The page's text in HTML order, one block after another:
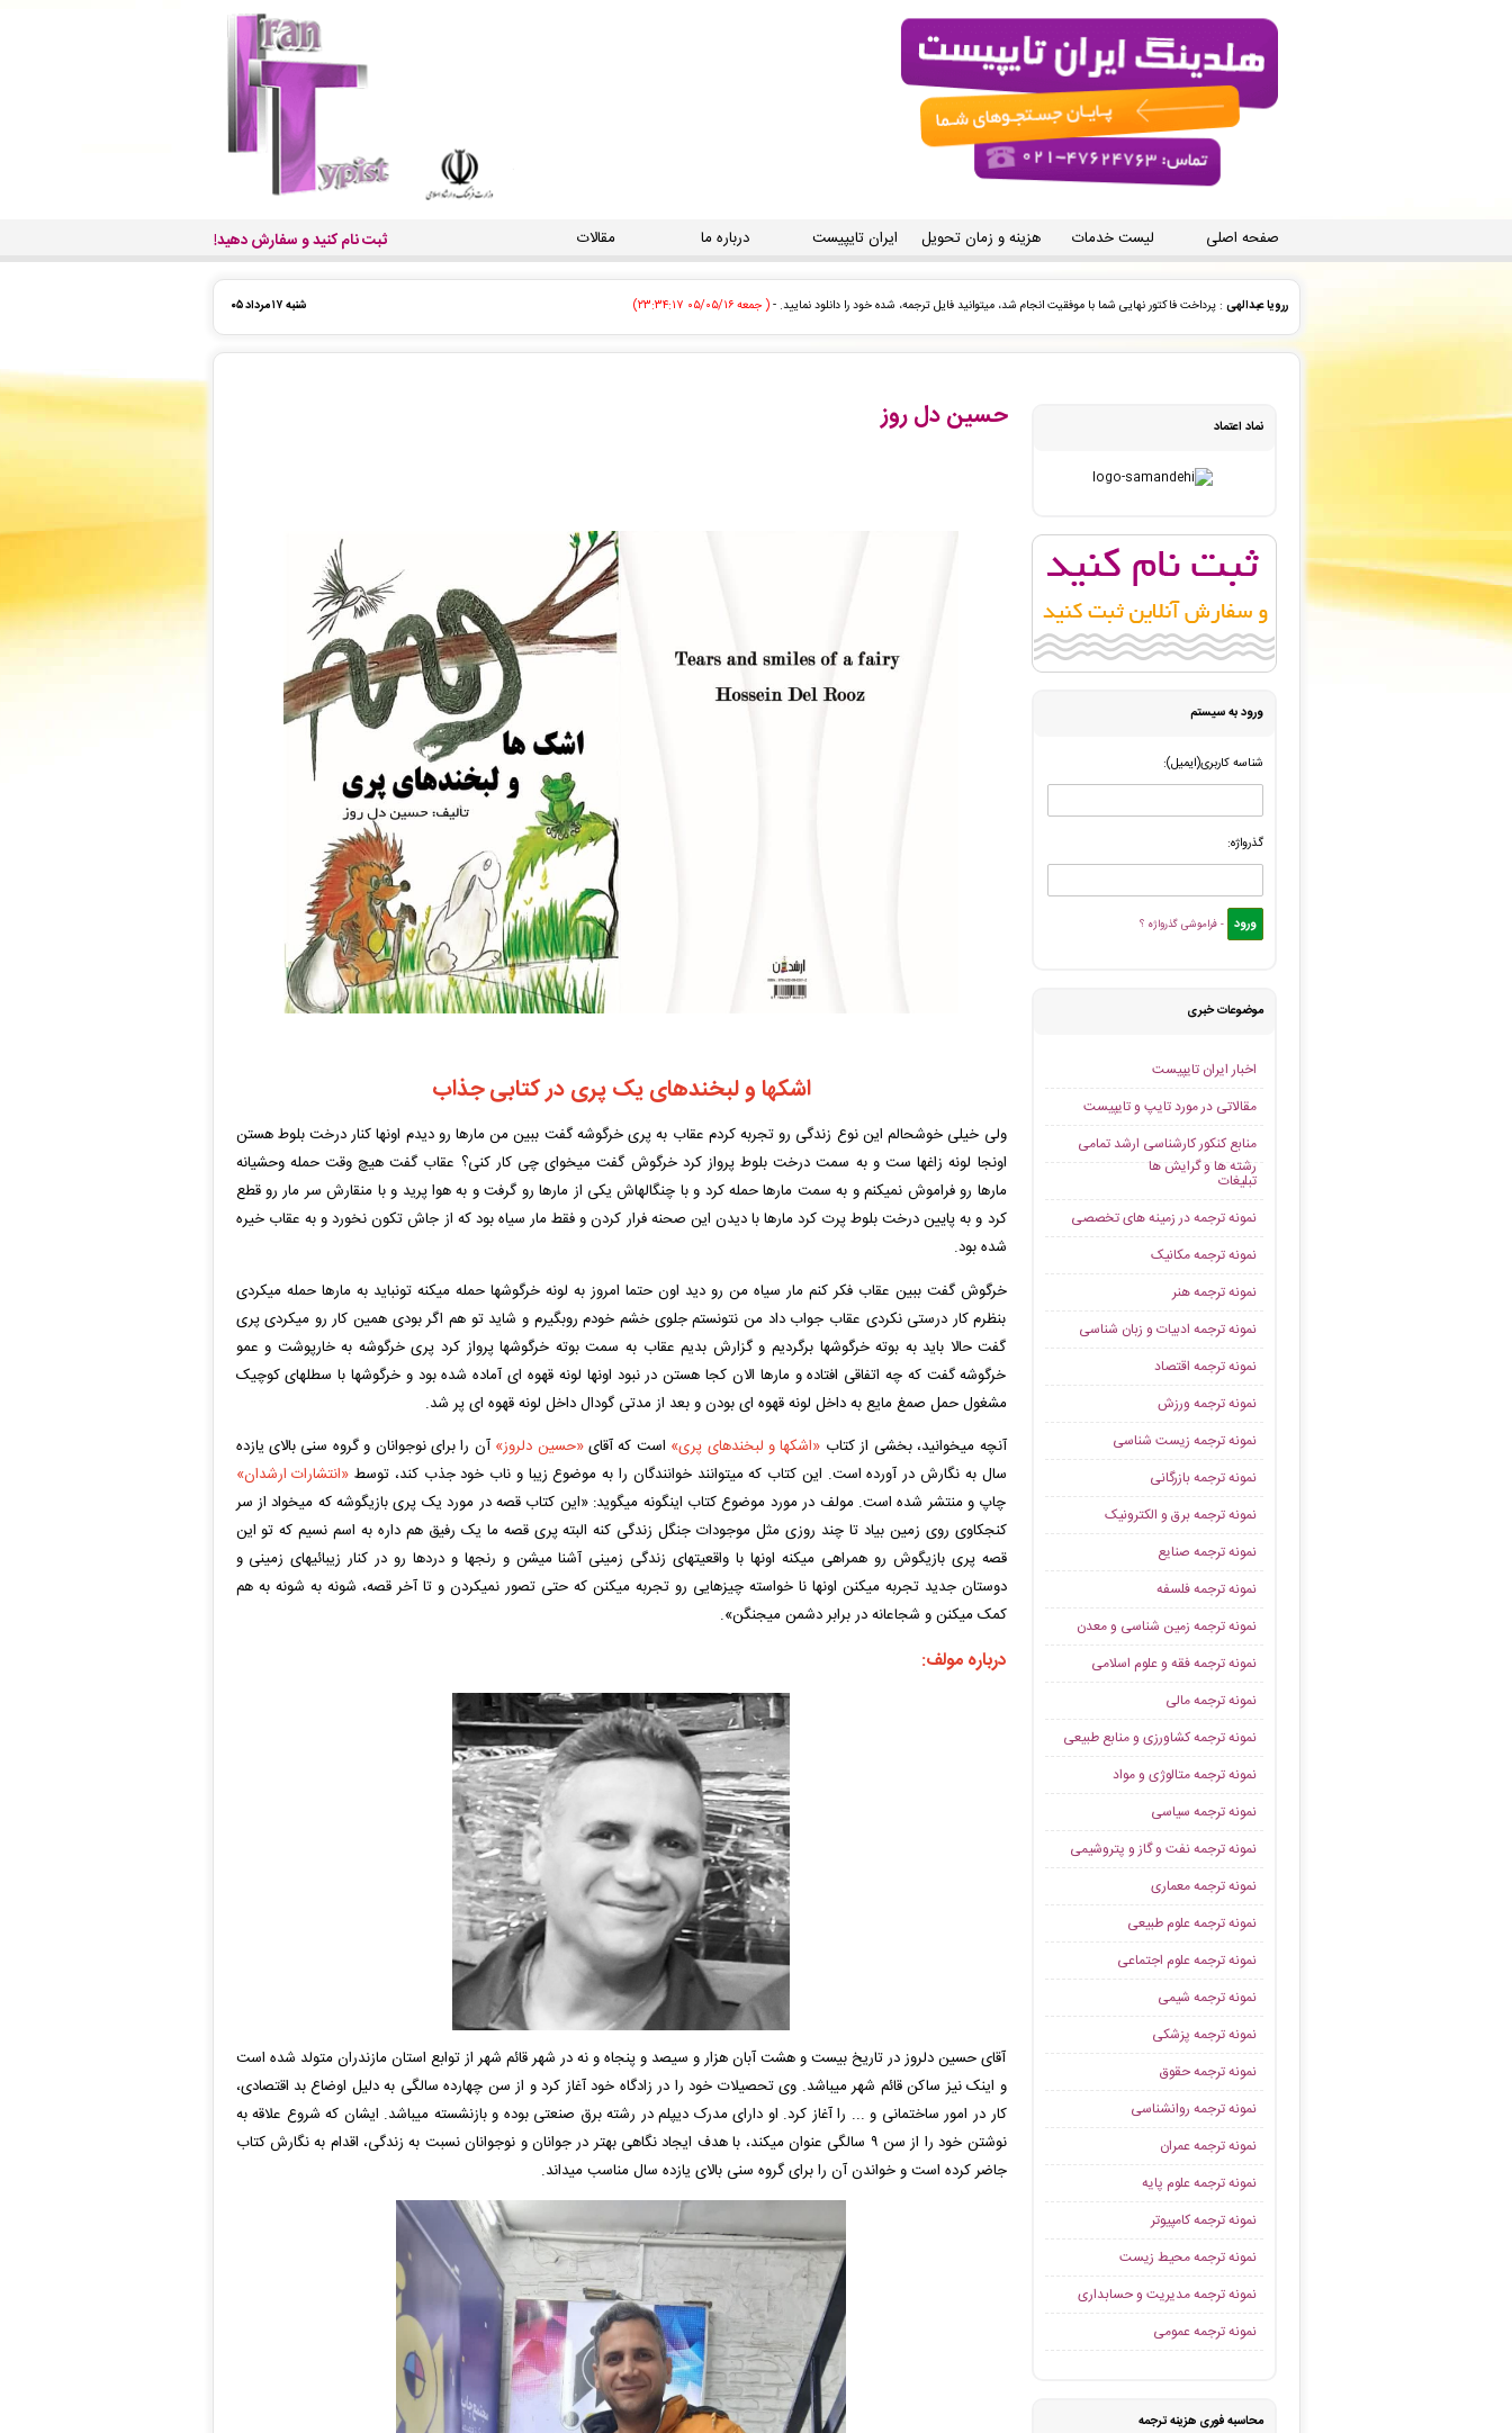
صفحه اصلی لیست خدمات هزینه و زمان تحویل ایران تایپیست درباره ما مقالات ثبت نام کنید و سفارش دهید!
شنبه ۱۷ مرداد ۰۵ ک کرمانی: فایل سفارش ویراستاری ادبی شما توسط محقق به سیستم تحویل داده شده است. -( جمعه ۰۵/۰۵/۱۶ ۲۳:۲۹:۵۳)
زهرا ترکی: سفارش تایپ، صفحه آرایی شما ثبت شد به زودی توسط اپراتور بررسی خواهد شد. -( جمعه ۰۵/۰۵/۱۶ ۲۳:۰۴:۳۴)
نادیا وطن دوست: فاکتور نهایی برای سفارش تایپ، صفحه آرایی شما صادر گردید برای دریافت سفارش خود اقدام نمایید. -
ایرج مرادی: پیش فاکتور شما با موفقیت پرداخت شد و سفارش تایپ، صفحه آرایی شما در حال انجام است. -
سهیل صدر: سفارش صفحه آرایی در Word شما بررسی و پیش فاکتور برای شما صادر گردید. -
payam hooshyar : سفارش تحلیل آماری با متلب شما ثبت شد به زودی توسط اپراتور بررسی خواهد شد. -
شهریار شهریار: پیش فاکتور شما با موفقیت پرداخت شد و سفارش تایپ، صفحه آرایی شما در حال انجام است. -( جمعه ۰۵/۰۵/۱۶ ۲۳:۴۳:۱۳)
ررویا عبدالهی: پرداخت فاکتور نهایی شما با موفقیت انجام شد، میتوانید فایل ترجمه، شده خود را دانلود نمایید. -
نماد اعتماد
ورود به سیستم
شناسه کاربری(ایمیل):
گذرواژه:
- فراموشی گذرواژه ؟
موضوعات خبری
اخبار ایران تایپیست
مقالاتی در مورد تایپ و تایپیست
منابع کنکور کارشناسی ارشد تمامی
رشته ها و گرایش ها
تبلیغات
نمونه ترجمه در زمینه های تخصصی
نمونه ترجمه مکانیک
نمونه ترجمه هنر
نمونه ترجمه ادبیات و زبان شناسی
نمونه ترجمه اقتصاد
نمونه ترجمه ورزش
نمونه ترجمه زیست شناسی
نمونه ترجمه بازرگانی
نمونه ترجمه برق و الکترونیک
نمونه ترجمه صنایع
نمونه ترجمه فلسفه
نمونه ترجمه زمین شناسی و معدن
نمونه ترجمه فقه و علوم اسلامی
نمونه ترجمه مالی
نمونه ترجمه کشاورزی و منابع طبیعی
نمونه ترجمه متالوژی و مواد
نمونه ترجمه سیاسی
نمونه ترجمه نفت و گاز و پتروشیمی
نمونه ترجمه معماری
نمونه ترجمه علوم طبیعی
نمونه ترجمه علوم اجتماعی
نمونه ترجمه شیمی
نمونه ترجمه پزشکی
نمونه ترجمه حقوق
نمونه ترجمه روانشناسی
نمونه ترجمه عمران
نمونه ترجمه علوم پایه
نمونه ترجمه کامپیوتر
نمونه ترجمه محیط زیست
نمونه ترجمه مدیریت و حسابداری
نمونه ترجمه عمومی
محاسبه فوری هزینه ترجمه
حسین دل روز
اشکها و لبخندهای یک پری در کتابی جذاب
ولی خیلی خوشحالم این نوع زندگی رو تجربه کردم عقاب به پری خرگوشه گفت ببین من مارها رو دیدم اونها کنار درخت بلوط هستن
اونجا لونه زاغها ست و به سمت درخت بلوط پرواز کرد خرگوش گفت میخوای چی کار کنی؟ عقاب گفت هیچ وقت حمله وحشیانه
مارها رو فراموش نمیکنم و به سمت مارها حمله کرد و با چنگالهاش یکی از مارها رو گرفت و به هوا پرید و با منقارش سر مار رو قطع
کرد و به پایین درخت بلوط پرت کرد مارها با دیدن این صحنه فرار کردن و فقط مار سیاه بود که از جاش تکون نخورد و به عقاب خیره
شده بود.
خرگوش گفت ببین عقاب فکر کنم مار سیاه من رو دید اون حتما امروز به لونه خرگوشها حمله میکنه تونباید به مارها حمله میکردی
بنظرم کار درستی نکردی عقاب جواب داد من نتونستم جلوی خشم خودم روبگیرم و شاید تو هم اگر بودی همین کار رو میکردی پری
گفت حالا باید به بوته خرگوشها برگردیم و گزارش بدیم عقاب به سمت بوته خرگوشها پرواز کرد پری خرگوشه به خارپوشت و عمو
خرگوشه گفت که چه اتفاقی افتاده و مارها الان کجا هستن در نبود اونها لونه قهوه ای آماده شده بود و خرگوشها با سطلهای کوچیک
مشغول حمل صمغ مایع به داخل لونه قهوه ای بودن و بعد از مدتی گودال داخل لونه قهوه ای پر شد.
آنچه میخوانید، بخشی از کتاب «اشکها و لبخندهای پری» است که آقای«حسین دلروز» آن را برای نوجوانان و گروه سنی بالای یازده
سال به نگارش در آورده است. این کتاب که میتوانند خوانندگان را به موضوع زیبا و ناب خود جذب کند، توسط «انتشارات ارشدان»
چاپ و منتشر شده است. مولف در مورد موضوع کتاب اینگونه میگوید: «این کتاب قصه در مورد یک پری بازیگوشه که میخواد از سر
کنجکاوی روی زمین بیاد تا چند روزی مثل موجودات جنگل زندگی کنه البته پری قصه ما یک رفیق هم داره به اسم نسیم که تو این
قصه پری بازیگوش رو همراهی میکنه اونها با واقعیتهای زندگی زمینی آشنا میشن و رنجها و دردها رو در کنار زیبائیهای زمینی و
دوستان جدید تجربه میکنن اونها نا خواسته چیزهایی رو تجربه میکنن که حتی تصور نمیکردن و تا آخر قصه، شونه به شونه به هم
کمک میکنن و شجاعانه در برابر دشمن میجنگن».
درباره مولف:
آقای حسین دلروز در تاریخ بیست و هشت آبان هزار و سیصد و پنجاه و نه در شهر قائم شهر از توابع استان مازندران متولد شده است
و اینک نیز ساکن قائم شهر میباشد. وی تحصیلات خود را در زادگاه خود آغاز کرد و از سن چهارده سالگی به دلیل اوضاع بد اقتصادی،
کار در امور ساختمانی و ... را آغاز کرد. او دارای مدرک دیپلم در رشته برق صنعتی بوده و بازنشسته میباشد. ایشان که شروع علاقه به
نوشتن خود را از سن ۹ سالگی عنوان میکند، با هدف ایجاد نگاهی بهتر در جوانان و نوجوانان نسبت به زندگی، اقدام به نگارش کتاب
جاضر کرده است و خواندن آن را برای گروه سنی بالای یازده سال مناسب میداند.